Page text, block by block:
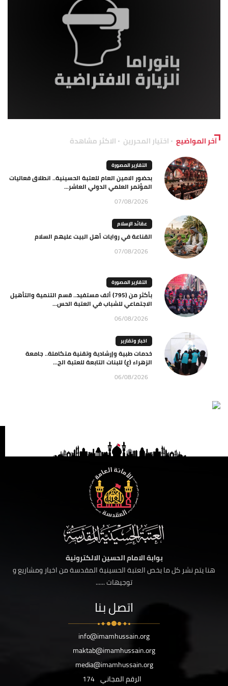
آخر المواضيع اختيار المحررين الاكثر مشاهدة
التقارير المصورة
بحضور الامين العام للعتبة الحسينية.. انطلاق فعاليات
المؤتمر العلمي الدولي العاشر...
07/08/2026
عقائد الإسلام
القناعة في روايات أهل البيت عليهم السلام
07/08/2026
التقارير المصورة
بأكثر من (795) ألف مستفيد.. قسم التنمية والتأهيل
الاجتماعي للشباب في العتبة الحس...
06/08/2026
اخبار وتقارير
خدمات طبية وإرشادية وتقنية متكاملة.. جامعة
الزهراء (ع) للبنات التابعة للعتبة الح...
06/08/2026
بوابة الامام الحسين الالكترونية
هنا يتم نشر كل ما يخص العتبة الحسينية المقدسة من اخبار ومشاريع و
توجيهات ......
اتصل بنا
info@imamhussain.org
maktab@imamhussain.org
media@imamhussain.org
الرقم المجاني 174